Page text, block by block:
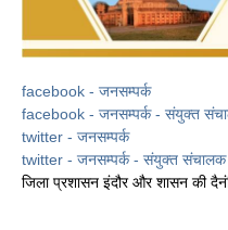
facebook - जनसम्पर्क
facebook - जनसम्पर्क - संयुक्त
twitter - जनसम्पर्क
twitter - जनसम्पर्क - संयुक्त संचालक
जिला प्रशासन इंदौर और शासन की